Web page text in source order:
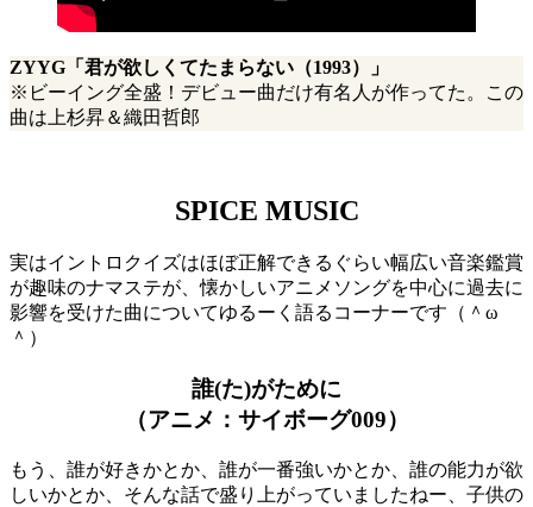
ZYYG「君が欲しくてたまらない（1993）」
※ビーイング全盛！デビュー曲だけ有名人が作ってた。この
曲は上杉昇＆織田哲郎
SPICE MUSIC
実はイントロクイズはほぼ正解できるぐらい幅広い音楽鑑賞
が趣味のナマステが、懐かしいアニメソングを中心に過去に
影響を受けた曲についてゆるーく語るコーナーです（＾ω
＾）
誰(た)がために
（アニメ：サイボーグ009）
もう、誰が好きかとか、誰が一番強いかとか、誰の能力が欲
しいかとか、そんな話で盛り上がっていましたねー、子供の